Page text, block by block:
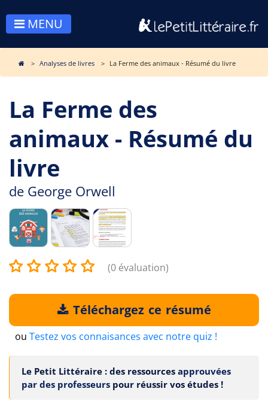
MENU
Analyses de livres La Ferme des animaux - Résumé du livre
La Ferme des
animaux - Résumé du
livre
de George Orwell
(0 évaluation)
Téléchargez ce résumé
ou Testez vos connaisances avec notre quiz !
Le Petit Littéraire : des ressources approuvées
par des professeurs pour réussir vos études !